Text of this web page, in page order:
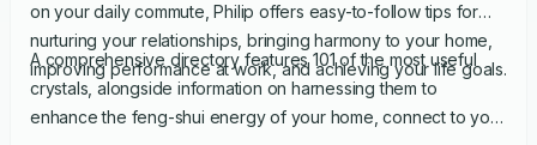
on your daily commute, Philip offers easy-to-follow tips for
nurturing your relationships, bringing harmony to your home,
improving performance at work, and achieving your life goals.
A comprehensive directory features 101 of the most useful
crystals, alongside information on harnessing them to
enhance the feng-shui energy of your home, connect to your